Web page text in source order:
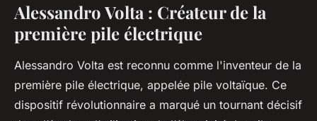
Alessandro Volta : Créateur de la
première pile électrique
Alessandro Volta est reconnu comme l'inventeur de la
première pile électrique, appelée pile voltaïque. Ce
dispositif révolutionnaire a marqué un tournant décisif